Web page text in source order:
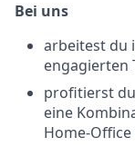
Bei uns
arbeitest du
engagierten
profitierst
eine
Home-